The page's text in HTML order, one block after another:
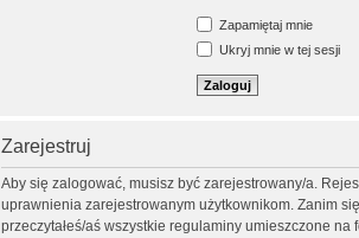
Zapamiętaj mnie
Ukryj mnie w tej sesji
Zarejestruj
Aby się zalogować, musisz być zarejestrowany/a.
uprawnienia zarejestrowanym użytkownikom. Zanim
przeczytałeś/aś wszystkie regulaminy umieszczone na